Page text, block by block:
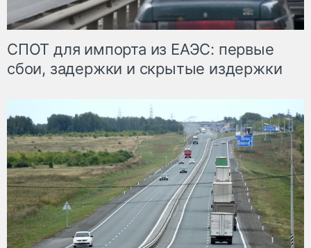
СПОТ для импорта из ЕАЭС: первые
сбои, задержки и скрытые издержки